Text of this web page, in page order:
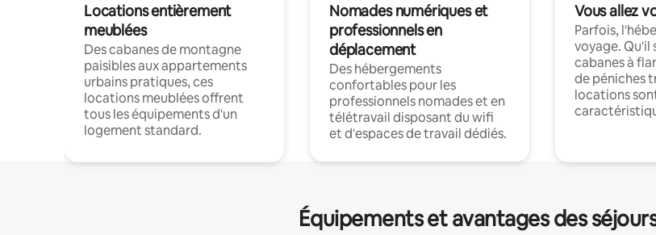
Locations entièrement
meublées
Des cabanes de montagne
paisibles aux appartements
urbains pratiques, ces
locations meublées offrent
tous les équipements d'un
logement standard.
Nomades numériques et
professionnels en
déplacement
Des hébergements
confortables pour les
professionnels nomades et en
télétravail disposant du wifi
et d'espaces de travail dédiés.
Vous allez
Parfois,
voyage. Qu'il
cabanes à
de péniches
locations
Équipements et avantages des